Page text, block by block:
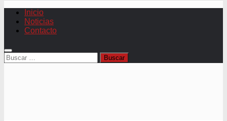
Inicio
Noticias
Contacto
Buscar: